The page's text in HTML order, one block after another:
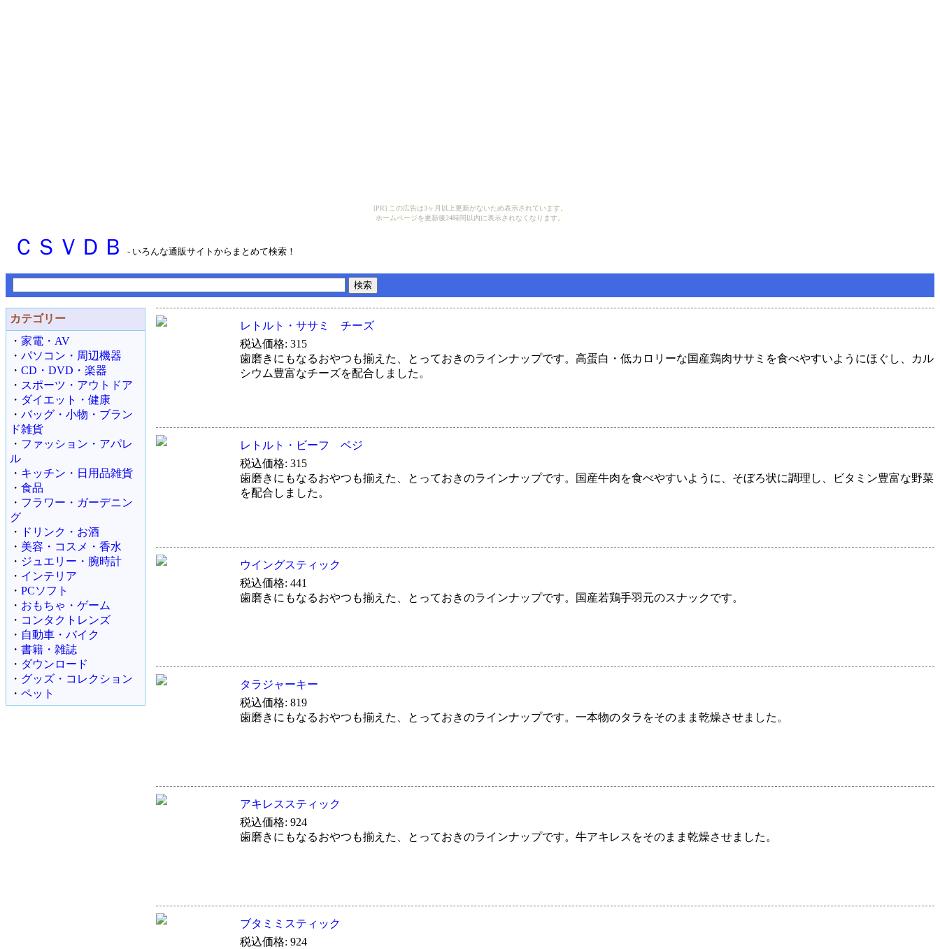
[PR] この広告は3ヶ月以上更新がないため表示されています。
ホームページを更新後24時間以内に表示されなくなります。
ＣＳＶＤＢ - いろんな通販サイトからまとめて検索！
カテゴリー
・ 家電・AV
・ パソコン・周辺機器
・ CD・DVD・楽器
・ スポーツ・アウトドア
・ ダイエット・健康
・ バッグ・小物・ブラン
ド雑貨
・ ファッション・アパレ
ル
・ キッチン・日用品雑貨
・ 食品
・ フラワー・ガーデニン
グ
・
ドリンク・お酒
・ 美容・コスメ・香水
・ ジュエリー・腕時計
・ インテリア
・ PCソフト
・ おもちゃ・ゲーム
・ コンタクトレンズ
・ 自動車・バイク
・ 書籍・雑誌
・ ダウンロード
・ グッズ・コレクション
・ ペット
レトルト・ササミ チーズ
税込価格: 315
歯磨きにもなるおやつも揃えた、とっておきのラインナップです。高蛋白・低カロリーな国産鶏肉ササミを食べやすいようにほぐし、カル
シウム豊富なチーズを配合しました。
レトルト・ビーフ ベジ
税込価格: 315
歯磨きにもなるおやつも揃えた、とっておきのラインナップです。国産牛肉を食べやすいように、そぼろ状に調理し、ビタミン豊富な野菜
を配合しました。
ウイングスティック
税込価格: 441
歯磨きにもなるおやつも揃えた、とっておきのラインナップです。国産若鶏手羽元のスナックです。
タラジャーキー
税込価格: 819
歯磨きにもなるおやつも揃えた、とっておきのラインナップです。一本物のタラをそのまま乾燥させました。
アキレススティック
税込価格: 924
歯磨きにもなるおやつも揃えた、とっておきのラインナップです。牛アキレスをそのまま乾燥させました。
ブタミミスティック
税込価格: 924